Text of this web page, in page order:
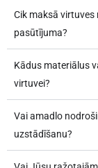
Cik maksā virtuves
pasūtījuma?
Kādus materiālus
virtuvei?
Vai amadlo
uzstādīšanu?